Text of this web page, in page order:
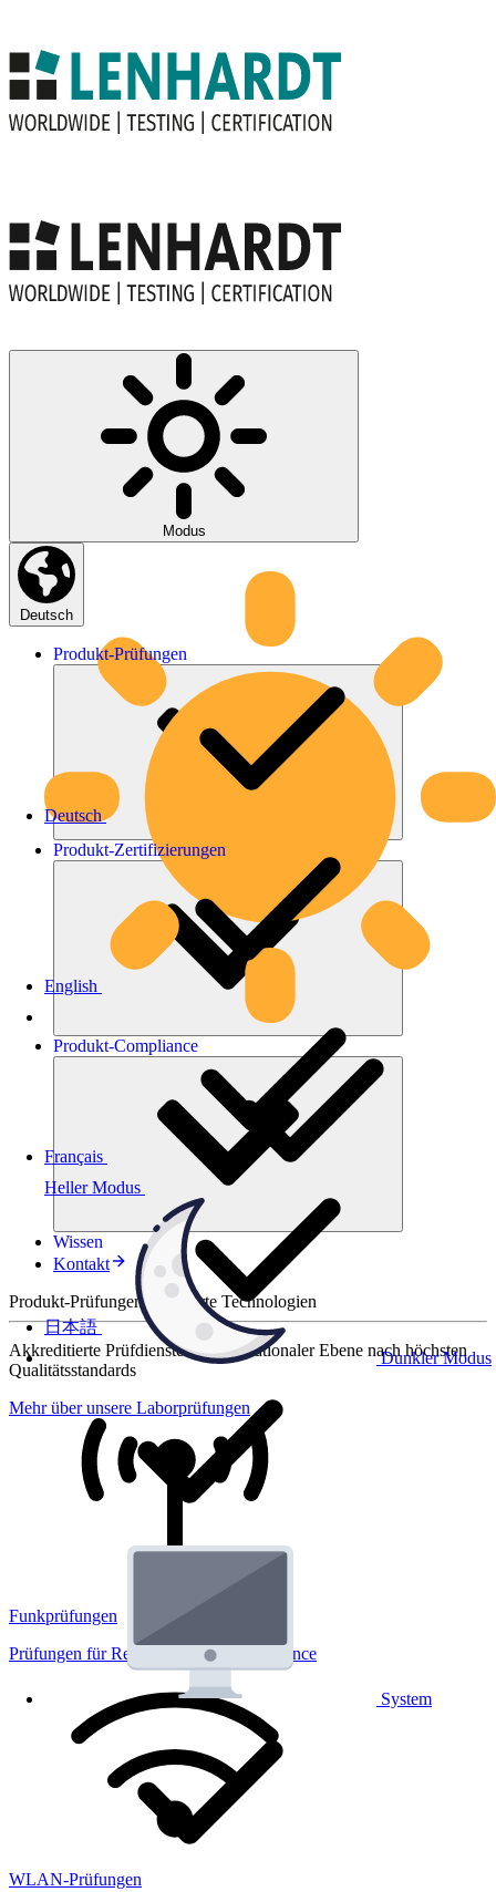
Modus
Heller Modus
Dunkler Modus
System
Deutsch
Deutsch
English
Français
日本語
Produkt-Prüfungen
Produkt-Zertifizierungen
Produkt-Compliance
Wissen
Kontakt
Produkt-Prüfungen für smarte Technologien
Akkreditierte Prüfdienste auf internationaler Ebene nach höchsten
Qualitätsstandards
Mehr über unsere Laborprüfungen
Funkprüfungen
Prüfungen für Regulatorik und Performance
WLAN-Prüfungen